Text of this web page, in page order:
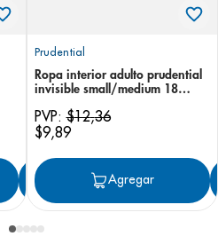
Agregar
Prudential
Ropa interior adulto prudential
invisible small/medium 18
PVP:$12,36
$9,89
Agregar